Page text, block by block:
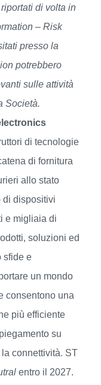
di volta in
– Risk
presso la
potrebbero
sulle attività
Società.
di tecnologie
di fornitura
allo stato
di dispositivi
e migliaia di
soluzioni ed
sfide e
un mondo
consentono una
più efficiente
su
la connettività. ST
entro il 2027.